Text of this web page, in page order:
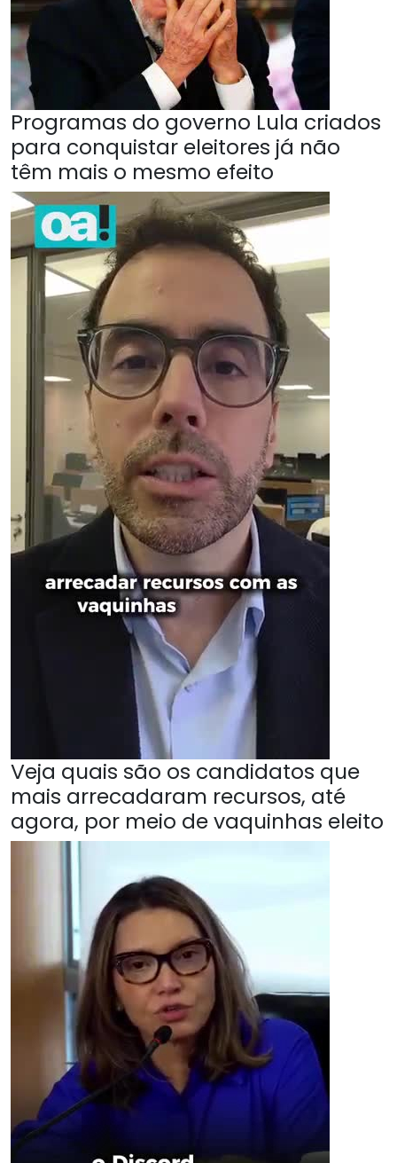
Programas do governo Lula criados
para conquistar eleitores já não
têm mais o mesmo efeito
Veja quais são os candidatos que
mais arrecadaram recursos, até
agora, por meio de vaquinhas eleito